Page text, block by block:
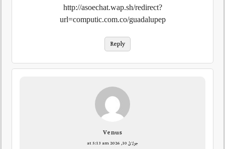
http://asoechat.wap.sh/redirect?
url=computic.com.co/guadalupep
Reply
Venus
جولائ 10, 2026 at 5:13 am